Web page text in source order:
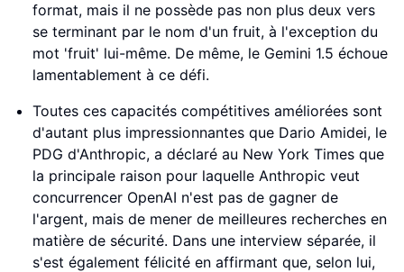
format, mais il ne possède pas non plus deux vers
se terminant par le nom d'un fruit, à l'exception du
mot 'fruit' lui-même. De même, le Gemini 1.5 échoue
lamentablement à ce défi.
Toutes ces capacités compétitives améliorées sont
d'autant plus impressionnantes que Dario Amidei, le
PDG d'Anthropic, a déclaré au New York Times que
la principale raison pour laquelle Anthropic veut
concurrencer OpenAI n'est pas de gagner de
l'argent, mais de mener de meilleures recherches en
matière de sécurité. Dans une interview séparée, il
s'est également félicité en affirmant que, selon lui,